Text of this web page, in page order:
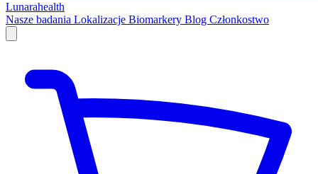
Lunarahealth
Nasze badania Lokalizacje Biomarkery Blog Członkostwo